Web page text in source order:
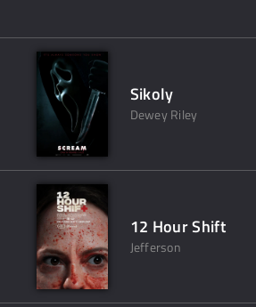
Sikoly
Dewey Riley
12 Hour Shift
Jefferson